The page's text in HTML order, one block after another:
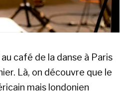
café de la danse à Paris
Là, on découvre que le
mais londonien